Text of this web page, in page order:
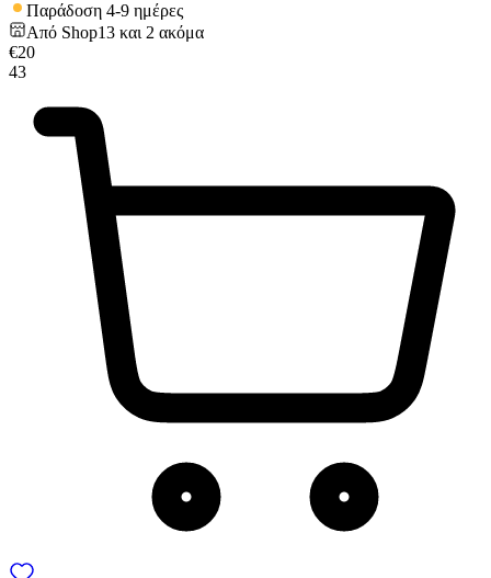
Παράδοση 4-9 ημέρες
Από Shop13 και 2 ακόμα
€20
43